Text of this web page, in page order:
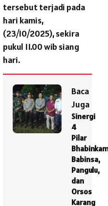
tersebut terjadi pada
hari kamis,
(23/10/2025), sekira
pukul 11.00 wib siang
hari.
Baca
Juga
Sinergi
4
Pilar
Babinsa,
Pangulu,
dan
Orsos
Karang